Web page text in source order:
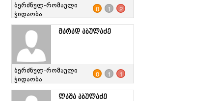
ბერძნულ-რომაული
ჭიდაობა
0 1 2
მარად აბულაძე
ბერძნულ-რომაული
ჭიდაობა
0 1 1
ლაშა აბულაძე